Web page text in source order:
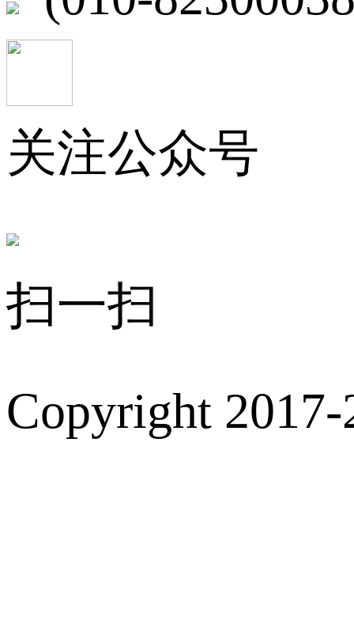
关注公众号
扫一扫
Copyright